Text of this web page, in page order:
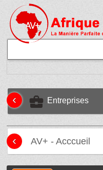
business_center Entreprises
‹
AV+ - Acccueil
‹